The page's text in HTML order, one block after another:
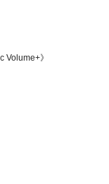
Volume+》